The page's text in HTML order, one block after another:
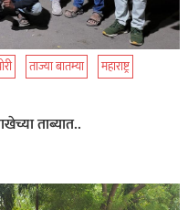
ताज्या बातम्या
महाराष्ट्र
ताब्यात..